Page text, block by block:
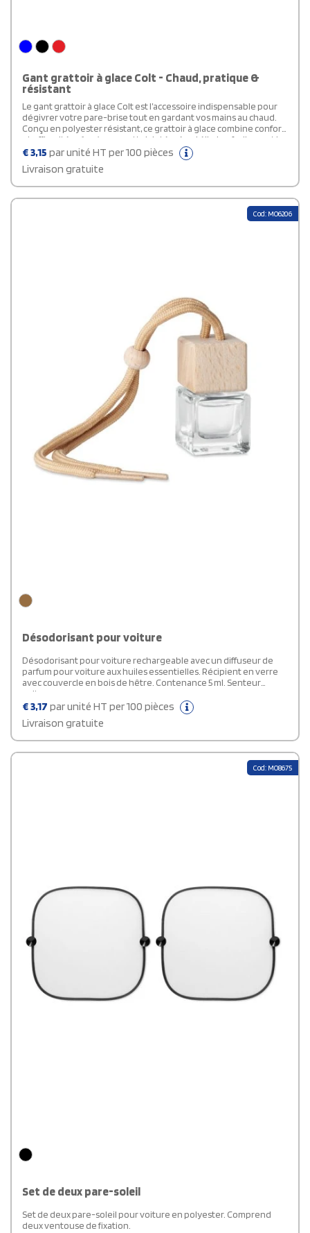
Gant grattoir à glace Colt - Chaud, pratique &
résistant
Le gant grattoir à glace Colt est l’accessoire indispensable pour
dégivrer votre pare-brise tout en gardant vos mains au chaud.
Conçu en polyester résistant, ce grattoir à glace combine confort
et efficacité grâce à son grattoir intégré qui élimine facilement la
glace et le givre. Idéal pour les matins d’hiver, ce gant de
dégivrage pratique offre une bonne isolation contre le froid tout
en assurant une excellente prise en main. Compact et léger, ce
grattoir publicitaire se range facilement dans votre voiture et
€3,15 par unité HT per 100 pièces
Livraison gratuite
Cod: MO6206
Désodorisant pour voiture
Désodorisant pour voiture rechargeable avec un diffuseur de
parfum pour voiture aux huiles essentielles. Récipient en verre
avec couvercle en bois de hêtre. Contenance 5 ml. Senteur
voiture neuve.
€3,17 par unité HT per 100 pièces
Livraison gratuite
Cod: MO8675
Set de deux pare-soleil
Set de deux pare-soleil pour voiture en polyester. Comprend
deux ventouse de fixation.